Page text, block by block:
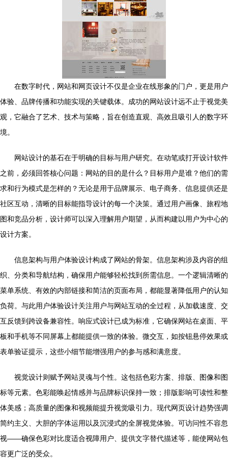
在数字时代，网站和网页设计不仅是企业在线形象的门户，更是用户
体验、品牌传播和功能实现的关键载体。成功的网站设计远不止于视觉美
观，它融合了艺术、技术与策略，旨在创造直观、高效且吸引人的数字环
境。
网站设计的基石在于明确的目标与用户研究。在动笔或打开设计软件
之前，必须回答核心问题：网站的目的是什么？目标用户是谁？他们的需
求和行为模式是怎样的？无论是用于品牌展示、电子商务、信息提供还是
社区互动，清晰的目标能指导设计的每一个决策。通过用户画像、旅程地
图和竞品分析，设计师可以深入理解用户期望，从而构建以用户为中心的
设计方案。
信息架构与用户体验设计构成了网站的骨架。信息架构涉及内容的组
织、分类和导航结构，确保用户能够轻松找到所需信息。一个逻辑清晰的
菜单系统、有效的内部链接和简洁的页面布局，都能显著降低用户的认知
负荷。与此用户体验设计关注用户与网站互动的全过程，从加载速度、交
互反馈到跨设备兼容性。响应式设计已成为标准，它确保网站在桌面、平
板和手机等不同屏幕上都能提供一致的体验。微交互，如按钮悬停效果或
表单验证提示，这些小细节能增强用户的参与感和满意度。
视觉设计则赋予网站灵魂与个性。这包括色彩方案、排版、图像和图
标等元素。色彩能唤起情感并与品牌标识保持一致；排版影响可读性和整
体美感；高质量的图像和视频能提升视觉吸引力。现代网页设计趋势强调
简约主义、大胆的字体运用以及沉浸式的全屏视觉体验。可访问性不容忽
视——确保色彩对比度适合视障用户、提供文字替代描述等，能使网站包
容更广泛的受众。